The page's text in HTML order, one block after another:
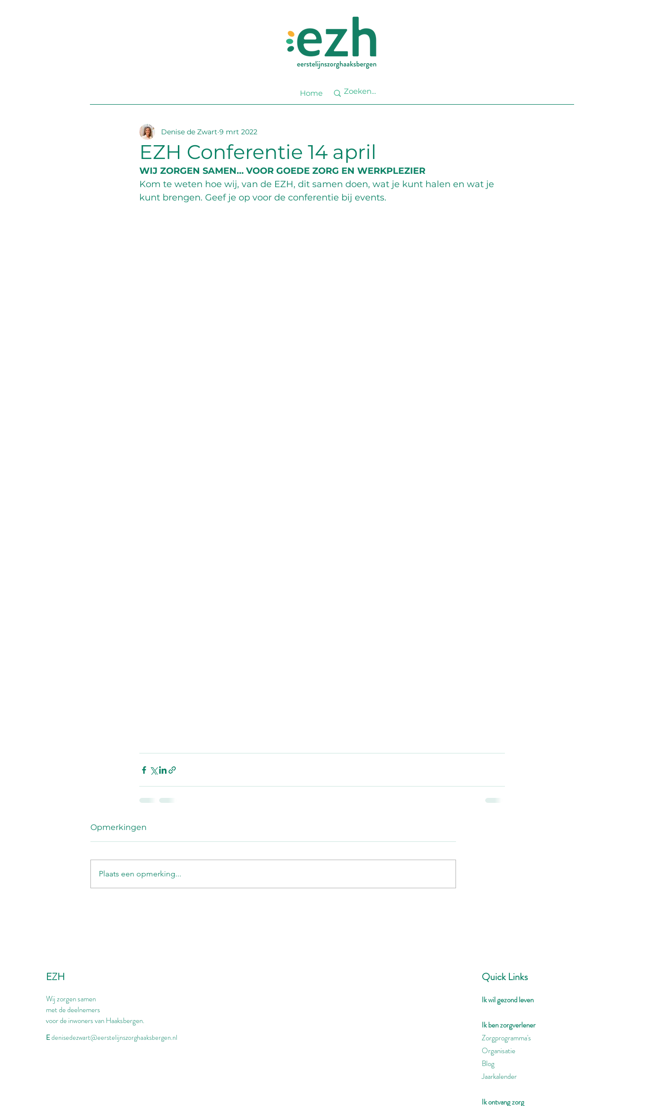
Home
EZH Conferentie 14 april
Denise de Zwart 9 mrt 2022
WIJ ZORGEN SAMEN… VOOR GOEDE ZORG EN WERKPLEZIER
Kom te weten hoe wij, van de EZH, dit samen doen, wat je kunt halen en wat je
kunt brengen. Geef je op voor de conferentie bij events.
Opmerkingen
Plaats een opmerking...
EZH
Wij zorgen samen
met de deelnemers
voor de inwoners van Haaksbergen.
Edenisedezwart@eerstelijnszorghaaksbergen.nl
Quick Links
Ik wil gezond leven
Ik ben zorgverlener
Zorgprogramma's
Organisatie
Blog
Jaarkalender
Ik ontvang zorg